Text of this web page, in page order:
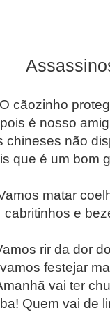
O cãozinho
pois é nosso
chineses não
que é um bom
matar
cabritinhos e
rir da dor
vamos festejar
vai ter
Quem vai de